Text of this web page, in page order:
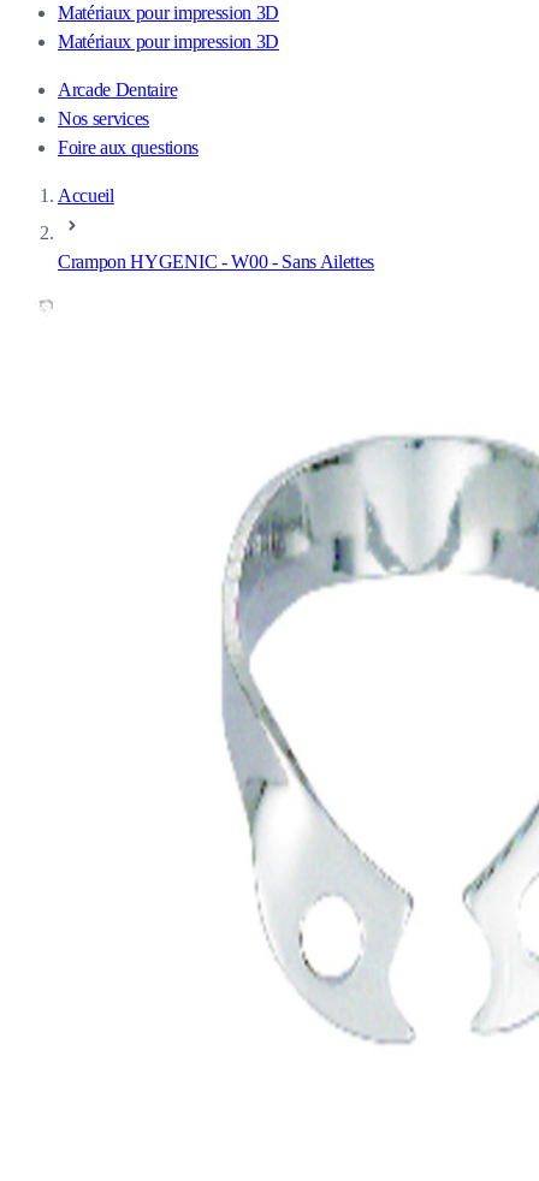
Matériaux pour impression 3D
Matériaux pour impression 3D
Arcade Dentaire
Nos services
Foire aux questions
Accueil
Crampon HYGENIC - W00 - Sans Ailettes